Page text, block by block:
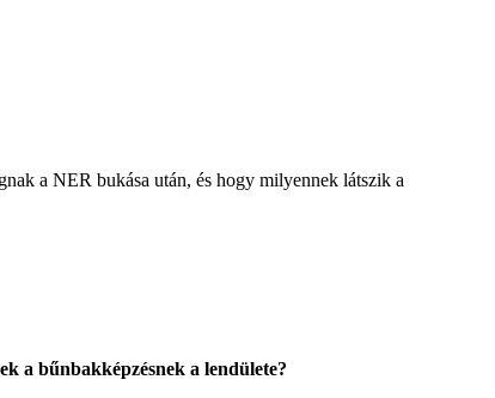
a NER bukása után, és hogy milyennek látszik a
a bűnbakképzésnek a lendülete?